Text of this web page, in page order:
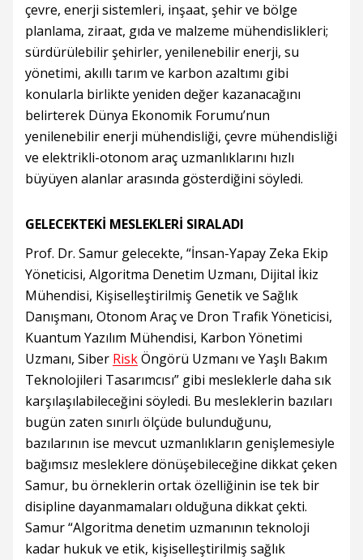
çevre, enerji sistemleri, inşaat, şehir ve bölge
planlama, ziraat, gıda ve malzeme mühendislikleri;
sürdürülebilir şehirler, yenilenebilir enerji, su
yönetimi, akıllı tarım ve karbon azaltımı gibi
konularla birlikte yeniden değer kazanacağını
belirterek Dünya Ekonomik Forumu’nun
yenilenebilir enerji mühendisliği, çevre mühendisliği
ve elektrikli-otonom araç uzmanlıklarını hızlı
büyüyen alanlar arasında gösterdiğini söyledi.
GELECEKTEKİ MESLEKLERİ SIRALADI
Prof. Dr. Samur gelecekte, “İnsan-Yapay Zeka Ekip
Yöneticisi, Algoritma Denetim Uzmanı, Dijital İkiz
Mühendisi, Kişiselleştirilmiş Genetik ve Sağlık
Danışmanı, Otonom Araç ve Dron Trafik Yöneticisi,
Kuantum Yazılım Mühendisi, Karbon Yönetimi
Uzmanı, Siber RiskÖngörü Uzmanı ve Yaşlı Bakım
Teknolojileri Tasarımcısı” gibi mesleklerle daha sık
karşılaşılabileceğini söyledi. Bu mesleklerin bazıları
bugün zaten sınırlı ölçüde bulunduğunu,
bazılarının ise mevcut uzmanlıkların genişlemesiyle
bağımsız mesleklere dönüşebileceğine dikkat çeken
Samur, bu örneklerin ortak özelliğinin ise tek bir
disipline dayanmamaları olduğuna dikkat çekti.
Samur “Algoritma denetim uzmanının teknoloji
kadar hukuk ve etik, kişiselleştirilmiş sağlık